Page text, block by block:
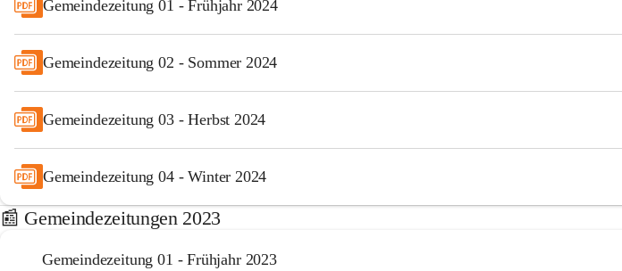
Gemeindezeitung 01 - Frühjahr 2024
Gemeindezeitung 02 - Sommer 2024
Gemeindezeitung 03 - Herbst 2024
Gemeindezeitung 04 - Winter 2024
📰 Gemeindezeitungen 2023
Gemeindezeitung 01 - Frühjahr 2023